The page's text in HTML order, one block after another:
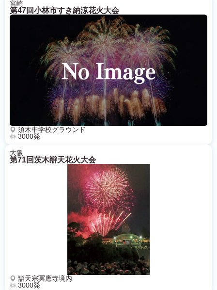
宮崎
第47回小林市すき納涼花火大会
須木中学校グラウンド
3000発
大阪
第71回茨木辯天花火大会
辯天宗冥應寺境内
3000発